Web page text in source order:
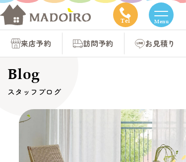
コ
ン
ツ
ス
Tel Menu
来店予約 訪問予約 お見積り
Blog
スタッフブログ